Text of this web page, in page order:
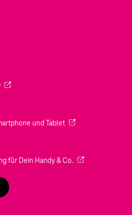
Tab geöffnet)
(Wird in einem neuen Tab geöffnet)
in einem neuen Tab geöffnet)
und Tablet(Wird in einem
in einem neuen Tab geöffnet)
für Dein Handy & Co. (Wird in einem